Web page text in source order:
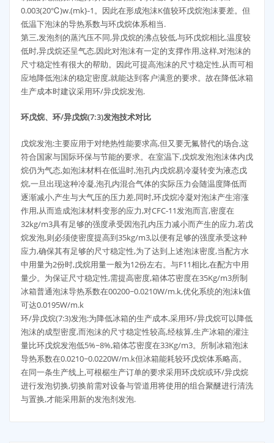
0.003(20℃)w.(mk}-1。因此在形成泡沫K值较环戊烷泡沫要差。但
低温下泡沫的导热系数与环戊烷体系相当.
第三,发泡剂的蒸汽压不同,异戊烷的沸点较低,与环戊烷相比,温度较
低时,异戊烷还呈气态,因此对泡沫有一定的支撑作用,这样,对泡沫的
尺寸稳定性有很大的帮助。因此可提高泡沫的尺寸稳定性,从而可相
应地降低泡沫的稳定密度,就能达到客户满意的要求。故在降低冰箱
生产成本时建议采用环/异戊烷发泡.
环戊烷、环/异戊烷(7:3)发泡技术对比
戊烷发泡:主要应用于对绝热性能要求高,但又要无氟替代的场合,这
符合国家与国际环保与节能的要求。在室温下,戊烷发泡泡沫体内戊
烷仍为气态,如泡沫材料在低温时,泡孔内戊烷易冷凝转变为液态戊
烷,一旦出现这种冷凝,泡孔内混合气体的实际压力会随温度降低而
逐渐减小,产生与大气压的压力差,同时,环戊烷冷凝对泡沫产生溶涨
作用,从而造成泡沫材料变形的应力,对CFC-11发泡而言,密度在
32kg/m3具有足够的强度承受因泡孔内压力减小而产生的应力,若戊
烷发泡,则必须使密度提高到35kg/m3,以便有足够的强度承受这种
应力,确保其有足够的尺寸稳定性,为了达到上述泡沫密度,当配方水
中用量为2份时,戊烷用量一般为12份左右。与F11相比,在配方中用
量少。为保证尺寸稳定性,需提高密度,箱体芯密度在35Kg/m3所制
冰箱普通泡沫导热系数在00200~0.0210W/m.k,优化系统的泡沫k值
可达0.0195W/m.k
环/异戊烷(7:3)发泡:为降低冰箱的生产成本,采用环/异戊烷可以降低
泡沫的成型密度,而泡沫的尺寸稳定性较高,经核算,生产冰箱的灌注
量比环戊烷发泡低5%~8%,箱体芯密度在33Kg/m3。所制冰箱泡沫
导热系数在0.0210~0.0220W/m.k但冰箱能耗较环戊烷体系略高。
在同一条生产线上,可根椐生产订单的要求采用环戊烷或环/异戊烷
进行发泡切换,切换前需对设备与管道用将使用的组合聚醚进行清洗
与置换,才能采用新的发泡剂发泡.